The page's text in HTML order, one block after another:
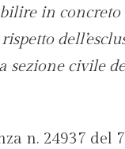
in
civile
n. 24937 del